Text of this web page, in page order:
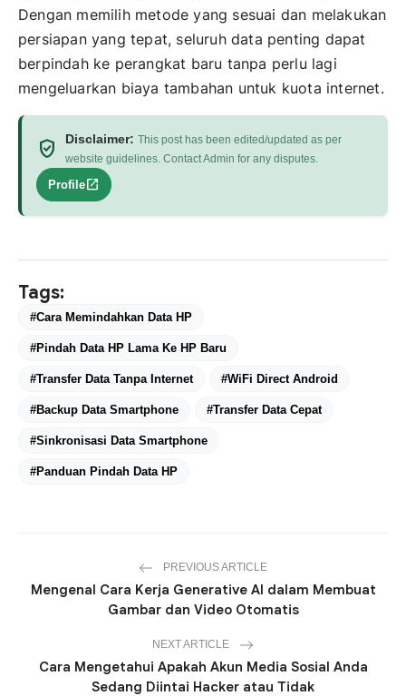
Dengan memilih metode yang sesuai dan melakukan
persiapan yang tepat, seluruh data penting dapat
berpindah ke perangkat baru tanpa perlu lagi
mengeluarkan biaya tambahan untuk kuota internet.
verified_user Disclaimer: This post has been edited/updated as per
website guidelines. Contact Admin for any disputes.
Profileopen_in_new
Tags:
#Cara Memindahkan Data HP
#Pindah Data HP Lama Ke HP Baru
#Transfer Data Tanpa Internet #WiFi Direct Android
#Backup Data Smartphone #Transfer Data Cepat
#Sinkronisasi Data Smartphone
#Panduan Pindah Data HP
PREVIOUS ARTICLE
Mengenal Cara Kerja Generative AI dalam Membuat
Gambar dan Video Otomatis
NEXT ARTICLE
Cara Mengetahui Apakah Akun Media Sosial Anda
Sedang Diintai Hacker atau Tidak